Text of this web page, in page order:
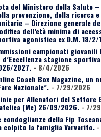
del Ministero della Salute
prevenzione, della ricerca
– Direzione generale
dell’età minima di
agonistica ex D.M. 18/2/
campionati giovanili
d’Eccellenza stagione sportiva
2027.- 8/4/2026
Coach Box Magazine, un
Nazionale”.- 7/29/2026
per Allenatori del Settore
(Mc) 26/09/2026.- 7/
condoglianze della Fip
colpito la famiglia Varvarito.-